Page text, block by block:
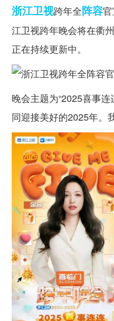
浙江卫视跨年全阵容
江卫视跨年晚会将在衢
正在持续更新中。
晚会主题为“2025喜事
同迎接美好的2025年。